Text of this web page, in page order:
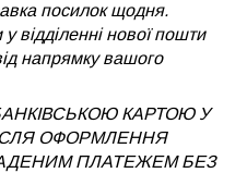
посилок щодня.
відділенні нової пошти
напрямку вашого
КАРТОЮ У
ОФОРМЛЕННЯ
ПЛАТЕЖЕМБЕЗ